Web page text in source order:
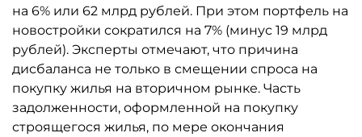
на 6% или 62 млрд рублей. При этом портфель на
новостройки сократился на 7% (минус 19 млрд
рублей). Эксперты отмечают, что причина
дисбаланса не только в смещении спроса на
покупку жилья на вторичном рынке. Часть
задолженности, оформленной на покупку
строящегося жилья, по мере окончания